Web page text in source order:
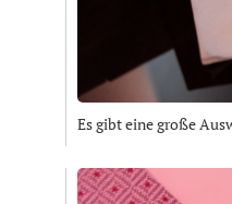
Es gibt eine große